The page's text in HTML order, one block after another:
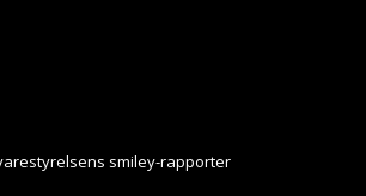
smiley-rapporterHer